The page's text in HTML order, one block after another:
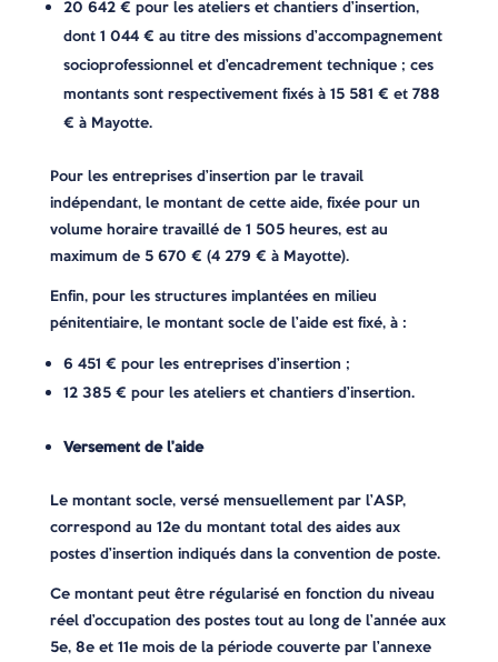
20 642 € pour les ateliers et chantiers d’insertion,
dont 1 044 € au titre des missions d’accompagnement
socioprofessionnel et d’encadrement technique ; ces
montants sont respectivement fixés à 15 581 € et 788
€ à Mayotte.
Pour les entreprises d’insertion par le travail
indépendant, le montant de cette aide, fixée pour un
volume horaire travaillé de 1 505 heures, est au
maximum de 5 670 € (4 279 € à Mayotte).
Enfin, pour les structures implantées en milieu
pénitentiaire, le montant socle de l’aide est fixé, à :
6 451 € pour les entreprises d’insertion ;
12 385 € pour les ateliers et chantiers d’insertion.
Versement de l’aide
Le montant socle, versé mensuellement par l’ASP,
correspond au 12e du montant total des aides aux
postes d’insertion indiqués dans la convention de poste.
Ce montant peut être régularisé en fonction du niveau
réel d’occupation des postes tout au long de l’année aux
5e, 8e et 11e mois de la période couverte par l’annexe